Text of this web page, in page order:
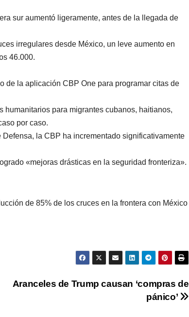
sur aumentó ligeramente, antes de la llegada de
irregulares desde México, un leve aumento en
46.000.
de la aplicación CBP One para programar citas de
humanitarios para migrantes cubanos, haitianos,
por caso.
la CBP ha incrementado significativamente
«mejoras drásticas en la seguridad fronteriza».
de 85% de los cruces en la frontera con México
Aranceles de Trump causan ‘compras de
pánico’